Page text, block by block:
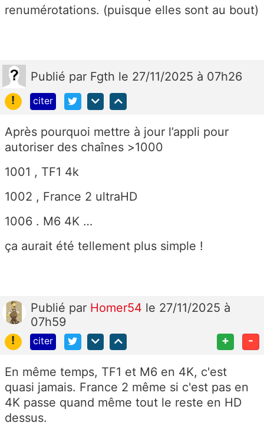
renumérotations. (puisque elles sont au bout)
Publié par Fgth le 27/11/2025 à 07h26
!
citer
Après pourquoi mettre à jour l’appli pour
autoriser des chaînes >1000
1001 , TF1 4k
1002 , France 2 ultraHD
1006 . M6 4K …
ça aurait été tellement plus simple !
Publié par Homer54 le 27/11/2025 à
07h59
!
citer + -
En même temps, TF1 et M6 en 4K, c'est
quasi jamais. France 2 même si c'est pas en
4K passe quand même tout le reste en HD
dessus.